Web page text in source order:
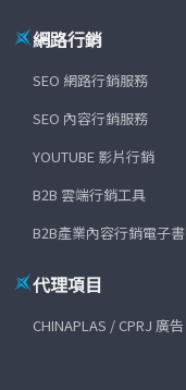
網路行銷
SEO 網路行銷服務
SEO 內容行銷服務
YOUTUBE 影片行銷
B2B 雲端行銷工具
B2B產業內容行銷電子書
代理項目
CHINAPLAS / CPRJ 廣告